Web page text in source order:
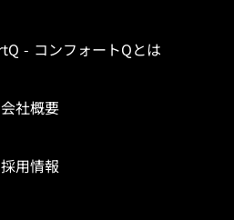
- コンフォートQとは
会社概要
採用情報